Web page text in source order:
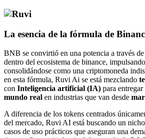
La esencia de la fórmula de
BNB se convirtió en una potencia a través
dentro del ecosistema de binance,
consolidándose como una criptomoneda
en esta fórmula, Ruvi Ai se está mezclando
con Inteligencia artificial (IA) para entregar
mundo real en industrias que van desde
A diferencia de los tokens centrados
del mercado, Ruvi AI está buscando un
casos de uso prácticos que aseguran una